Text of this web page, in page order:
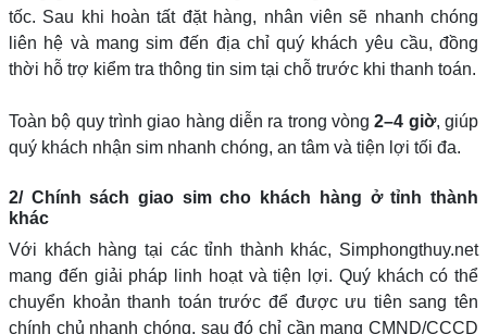
tốc. Sau khi hoàn tất đặt hàng, nhân viên sẽ nhanh chóng
liên hệ và mang sim đến địa chỉ quý khách yêu cầu, đồng
thời hỗ trợ kiểm tra thông tin sim tại chỗ trước khi thanh toán.
Toàn bộ quy trình giao hàng diễn ra trong vòng 2–4 giờ, giúp
quý khách nhận sim nhanh chóng, an tâm và tiện lợi tối đa.
2/ Chính sách giao sim cho khách hàng ở tỉnh thành
khác
Với khách hàng tại các tỉnh thành khác, Simphongthuy.net
mang đến giải pháp linh hoạt và tiện lợi. Quý khách có thể
chuyển khoản thanh toán trước để được ưu tiên sang tên
chính chủ nhanh chóng, sau đó chỉ cần mang CMND/CCCD